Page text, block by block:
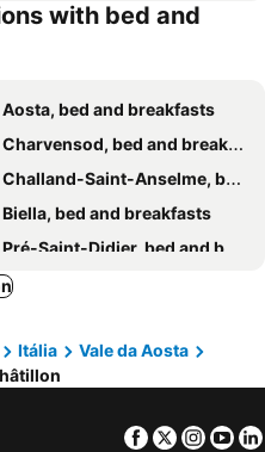
with bed and
Aosta, bed and breakfasts
Charvensod, bed and breakfasts
Challand-Saint-Anselme, bed and breakfasts
Biella, bed and breakfasts
Pré-Saint-Didier, bed and breakfasts
Brusson, bed and breakfasts
Cogne, bed and breakfasts
La Salle, bed and breakfasts
Itália
Vale da Aosta
Facebook
Twitter